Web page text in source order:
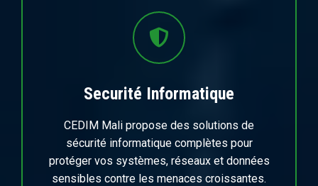
Securité Informatique
CEDIM Mali propose des solutions de
sécurité informatique complètes pour
protéger vos systèmes, réseaux et données
sensibles contre les menaces croissantes.